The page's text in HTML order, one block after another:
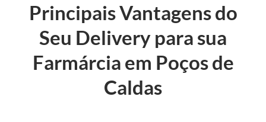
Principais Vantagens do
Seu Delivery para sua
Farmárcia em Poços de
Caldas